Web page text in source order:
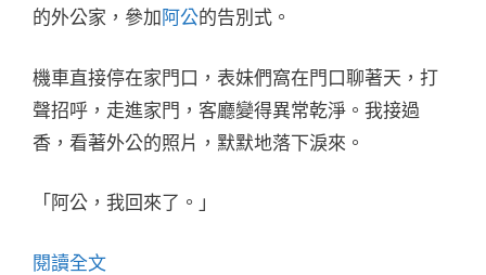
的外公家，參加 阿公的告別式。
機車直接停在家門口，表妹們窩在門口聊著天，打
聲招呼，走進家門，客廳變得異常乾淨。我接過
香，看著外公的照片，默默地落下淚來。
「阿公，我回來了。」
閱讀全文